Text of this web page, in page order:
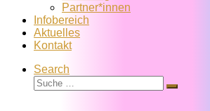
Partner*innen
Infobereich
Aktuelles
Kontakt
Search
Suche
Suche